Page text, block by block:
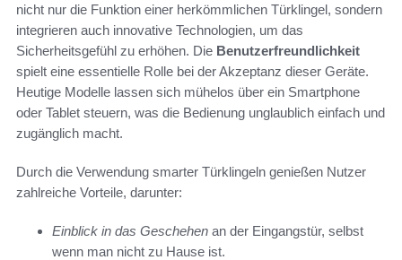
nicht nur die Funktion einer herkömmlichen Türklingel, sondern
integrieren auch innovative Technologien, um das
Sicherheitsgefühl zu erhöhen. Die Benutzerfreundlichkeit
spielt eine essentielle Rolle bei der Akzeptanz dieser Geräte.
Heutige Modelle lassen sich mühelos über ein Smartphone
oder Tablet steuern, was die Bedienung unglaublich einfach und
zugänglich macht.
Durch die Verwendung smarter Türklingeln genießen Nutzer
zahlreiche Vorteile, darunter:
Einblick in das Geschehen an der Eingangstür, selbst
wenn man nicht zu Hause ist.